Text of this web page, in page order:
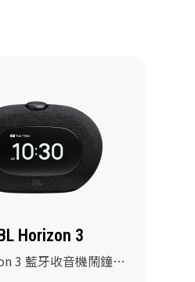
Horizon 3
3 藍牙收音機鬧鐘喇